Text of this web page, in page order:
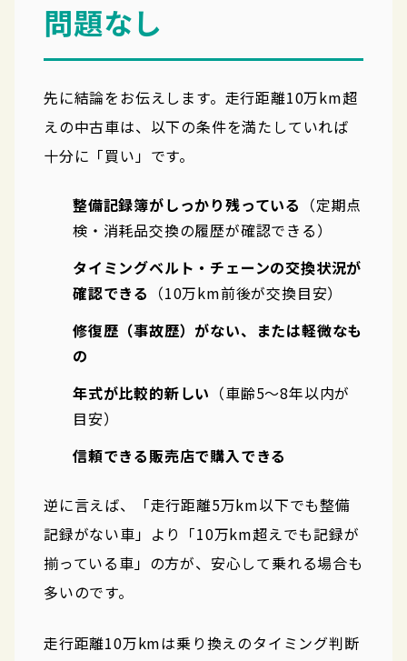
問題なし
先に結論をお伝えします。走行距離10万km超
えの中古車は、以下の条件を満たしていれば
十分に「買い」です。
整備記録簿がしっかり残っている （定期点
検・消耗品交換の履歴が確認できる）
タイミングベルト・チェーンの交換状況が
確認できる （10万km前後が交換目安）
修復歴（事故歴）がない、または軽微なも
の
年式が比較的新しい （車齢5〜8年以内が
目安）
信頼できる販売店で購入できる
逆に言えば、「走行距離5万km以下でも整備
記録がない車」より「10万km超えでも記録が
揃っている車」の方が、安心して乗れる場合も
多いのです。
走行距離10万kmは乗り換えのタイミング判断